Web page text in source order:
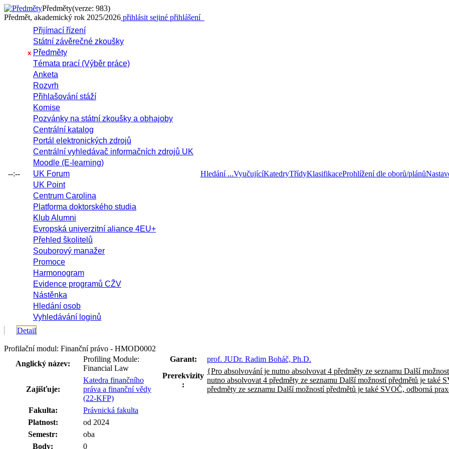
Předměty(verze: 983)
Předmět, akademický rok 2025/2026 přihlásit sejiné přihlášení
--:--
Přijímací řízení
Státní závěrečné zkoušky
x Předměty
Témata prací (Výběr práce)
Anketa
Rozvrh
Přihlašování stáží
Komise
Pozvánky na státní zkoušky a obhajoby
Centrální katalog
Portál elektronických zdrojů
Centrální vyhledávač informačních zdrojů UK
Moodle (E-learning)
UK Forum
UK Point
Centrum Carolina
Platforma doktorského studia
Klub Alumni
Evropská univerzitní aliance 4EU+
Přehled školitelů
Souborový manažer
Promoce
Harmonogram
Evidence programů CŽV
Nástěnka
Hledání osob
Vyhledávání loginů
Hledání ...VyučujícíKatedryTřídyKlasifikaceProhlížení dle oborů/plánů
Detail
Profilační modul: Finanční právo - HMOD0002
Anglický název:
Profiling Module:
Financial Law
Zajišťuje:
Katedra finančního
práva a finanční vědy
(22-KFP)
Fakulta:
Právnická fakulta
Platnost:
od 2024
Semestr:
oba
Body:
0
Garant:
prof. JUDr. Radim Boháč, Ph.D.
Prerekvizity
:
{Pro absolvování je nutno absolvovat 4 předměty ze seznamu Další
nutno absolvovat 4 předměty ze seznamu Další možností předmětů je také
předměty ze seznamu Další možností předmětů je také SVOČ, odborná